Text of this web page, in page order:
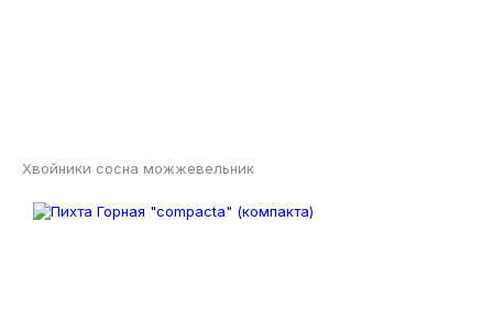
Хвойники сосна можжевельник